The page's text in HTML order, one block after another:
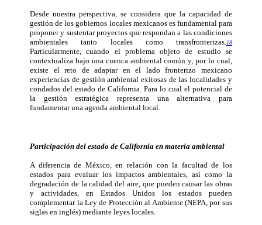
Desde nuestra perspectiva, se considera que la capacidad de
gestión de los gobiernos locales mexicanos es fundamental para
proponer y sustentar proyectos que respondan a las condiciones
ambientales tanto locales como transfronterizas. 18
Particularmente, cuando el problema objeto de estudio se
contextualiza bajo una cuenca ambiental común y, por lo cual,
existe el reto de adaptar en el lado fronterizo mexicano
experiencias de gestión ambiental exitosas de las localidades y
condados del estado de California. Para lo cual el potencial de
la gestión estratégica representa una alternativa para
fundamentar una agenda ambiental local.
Participación del estado de California en materia ambiental
A diferencia de México, en relación con la facultad de los
estados para evaluar los impactos ambientales, así como la
degradación de la calidad del aire, que pueden causar las obras
y actividades, en Estados Unidos los estados pueden
complementar la Ley de Protección al Ambiente (NEPA, por sus
siglas en inglés) mediante leyes locales.